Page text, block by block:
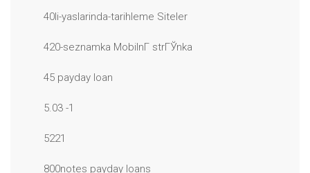
40li-yaslarinda-tarihleme Siteler
420-seznamka MobilnГ­ strГЎnka
45 payday loan
5.03 -1
5221
800notes payday loans